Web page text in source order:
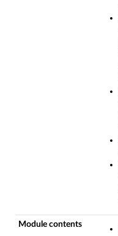
Module contents